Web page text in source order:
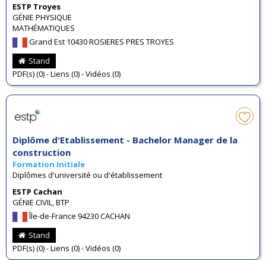
ESTP Troyes
GÉNIE PHYSIQUE
MATHÉMATIQUES
Grand Est 10430 ROSIERES PRES TROYES
Stand
PDF(s) (0) - Liens (0) - Vidéos (0)
Diplôme d'Etablissement - Bachelor Manager de la
construction
Formation Initiale
Diplômes d'université ou d'établissement
ESTP Cachan
GÉNIE CIVIL, BTP
Île-de-France 94230 CACHAN
Stand
PDF(s) (0) - Liens (0) - Vidéos (0)